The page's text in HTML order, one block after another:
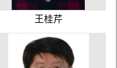
王桂芹